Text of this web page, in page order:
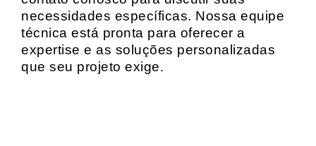
necessidades específicas. Nossa equipe
técnica está pronta para oferecer a
expertise e as soluções personalizadas
que seu projeto exige.